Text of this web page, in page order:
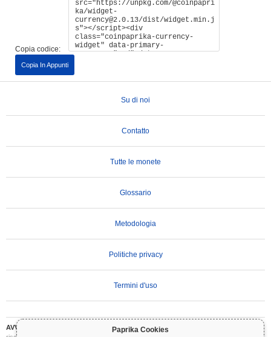
Paprika Cookies
Copia codice:
Copia In Appunti
Su di noi
Contatto
Tutte le monete
Glossario
Metodologia
Politiche privacy
Termini d'uso
AVVERTENZA IMPORTANTE:
Le criptovalute sono altamente volatili e comportano